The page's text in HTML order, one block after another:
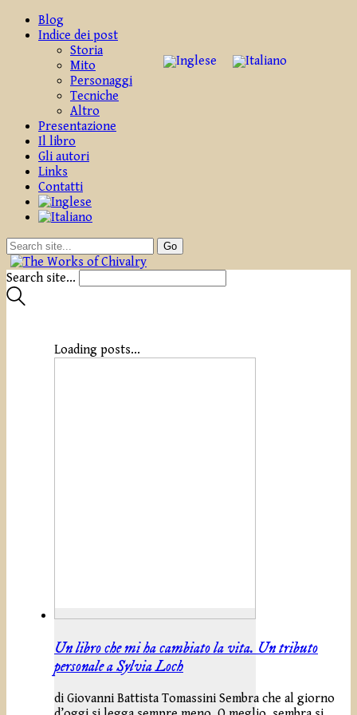
Blog
Indice dei post
Storia
Mito
Personaggi
Tecniche
Altro
Presentazione
Il libro
Gli autori
Links
Contatti
Search site...
Loading posts...
Un libro che mi ha cambiato la vita. Un tributo
personale a Sylvia Loch
di Giovanni Battista Tomassini Sembra che al giorno